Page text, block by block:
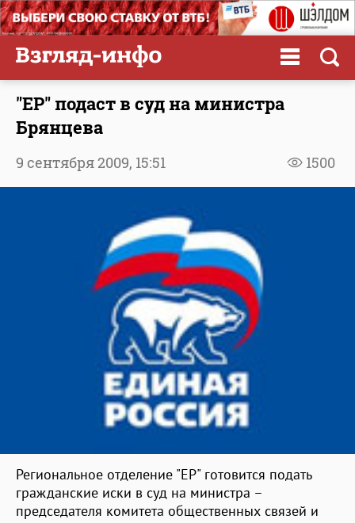
"ЕР" подаст в суд на министра
Брянцева
1500
9 сентября 2009, 15:51
Региональное отделение "ЕР" готовится подать
гражданские иски в суд на министра –
председателя комитета общественных связей и